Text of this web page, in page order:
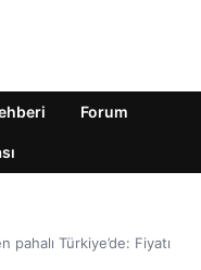
Forum
Türkiye’de: Fiyatı